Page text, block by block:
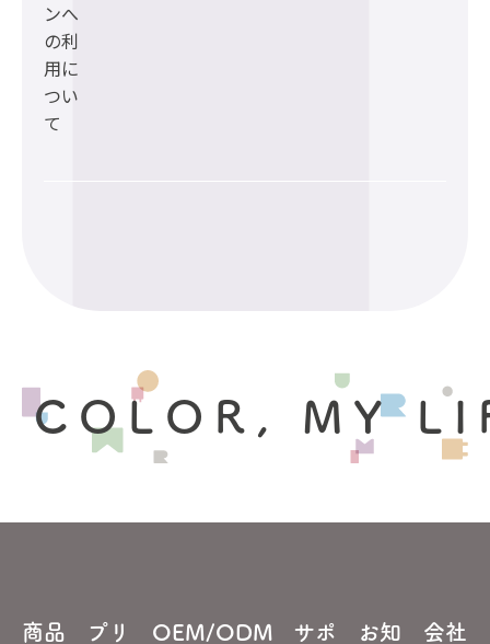
ンへ
の利
用に
つい
て
COLOR, MY
商品
プリ
OEM/ODM
サポ
お知
会社